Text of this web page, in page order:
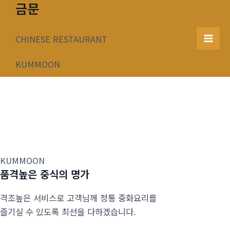
너
금문
CHINESE RESTAURANT
KUMMOON
Main
KUMMOON
품격높은 중식의 명가
격조높은 서비스로 고객님께 정통 중화요리를
즐기실 수 있도록 최선을 다하겠습니다.